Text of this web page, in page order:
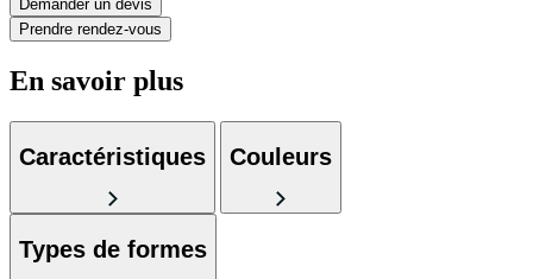
Demander un devis
Prendre rendez-vous
En savoir plus
Caractéristiques Couleurs
Types de formes